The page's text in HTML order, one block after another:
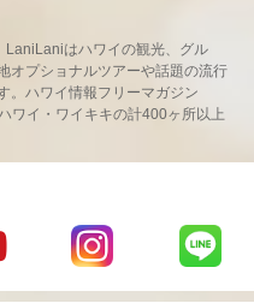
はハワイの観光、グル
オプショナルツアーや話題の流行
。ハワイ情報フリーマガジン
ワイ・ワイキキの計400ヶ所以上
LaniLani
LaniLani